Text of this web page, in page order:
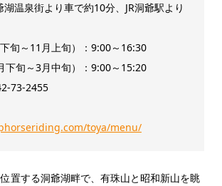
温泉街より車で約10分、JR洞爺駅より
旬～11月上旬）：9:00～16:30
下旬～3月中旬）：9:00～15:20
73-2455
toya/menu/
置する洞爺湖畔で、有珠山と昭和新山を眺